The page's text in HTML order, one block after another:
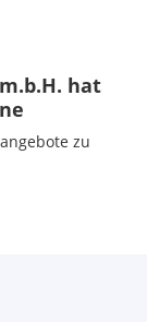
hat
zu